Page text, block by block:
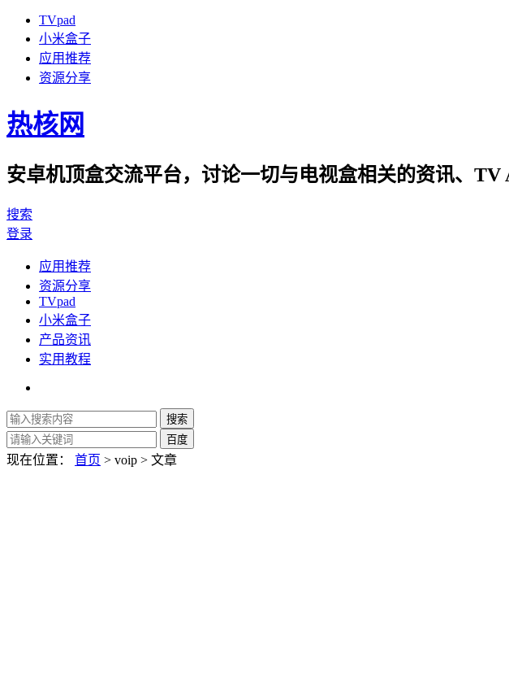
TVpad
小米盒子
应用推荐
资源分享
热核网
安卓机顶盒交流平台，讨论一切与电视盒相关的资讯、TV
搜索
登录
应用推荐
资源分享
TVpad
小米盒子
产品资讯
实用教程
现在位置： 首页 > voip > 文章